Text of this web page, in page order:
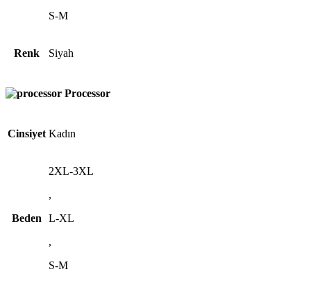
S-M
Renk Siyah
Processor
Cinsiyet Kadın
Beden
2XL-3XL
,
L-XL
,
S-M